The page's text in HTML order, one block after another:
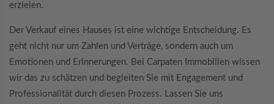
erzielen.
Der Verkauf eines Hauses ist eine wichtige Entscheidung. Es
geht nicht nur um Zahlen und Verträge, sondern auch um
Emotionen und Erinnerungen. Bei Carpaten Immobilien wissen
wir das zu schätzen und begleiten Sie mit Engagement und
Professionalität durch diesen Prozess. Lassen Sie uns